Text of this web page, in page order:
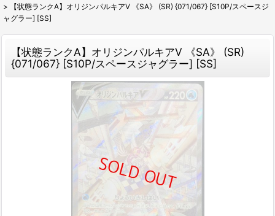
>
【状態ランクA】オリジンパルキアV 《SA》 (SR) {071/067} [S10P/スペースジ
ャグラー] [SS]
【状態ランクA】オリジンパルキアV 《SA》 (SR)
{071/067} [S10P/スペースジャグラー] [SS]